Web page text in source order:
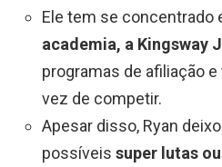
Ele tem se concentrado
academia, a Kingsway
programas de afiliação
vez de competir.
Apesar disso, Ryan
possíveis super lutas